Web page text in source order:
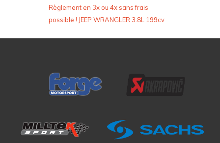
Règlement en 3x ou 4x sans frais
possible ! JEEP WRANGLER 3.8L 199cv